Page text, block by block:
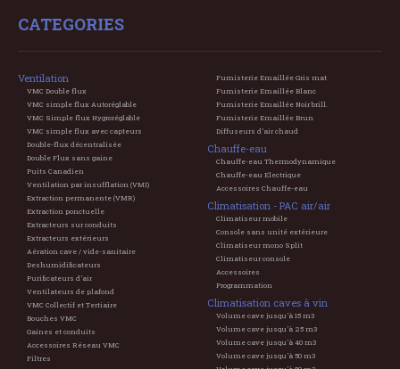
CATEGORIES
Ventilation
VMC Double flux
VMC simple flux Autoréglable
VMC Simple flux Hygroréglable
VMC simple flux avec capteurs
Double-flux décentralisée
Double Flux sans gaine
Puits Canadien
Ventilation par insufflation (VMI)
Extraction permanente (VMR)
Extraction ponctuelle
Extracteurs sur conduits
Extracteurs extérieurs
Aération cave / vide-sanitaire
Deshumidificateurs
Purificateurs d'air
Ventilateurs de plafond
VMC Collectif et Tertiaire
Bouches VMC
Gaines et conduits
Accessoires Réseau VMC
Filtres
Fumisterie Emaillée Gris mat
Fumisterie Emaillée Blanc
Fumisterie Emaillée Noir brill.
Fumisterie Emaillée Brun
Diffuseurs d'air chaud
Chauffe-eau
Chauffe-eau Thermodynamique
Chauffe-eau Electrique
Accessoires Chauffe-eau
Climatisation - PAC air/air
Climatiseur mobile
Console sans unité extérieure
Climatiseur mono Split
Climatiseur console
Accessoires
Programmation
Climatisation caves à vin
Volume cave jusqu'à 15 m3
Volume cave jusqu'à 25 m3
Volume cave jusqu'à 40 m3
Volume cave jusqu'à 50 m3